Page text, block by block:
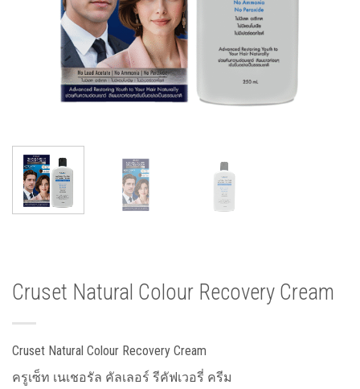
Cruset Natural Colour Recovery Cream
Cruset Natural Colour Recovery Cream
ครูเซ็ท เนเชอรัล คัลเลอร์ รีคัฟเวอรี่ ครีม